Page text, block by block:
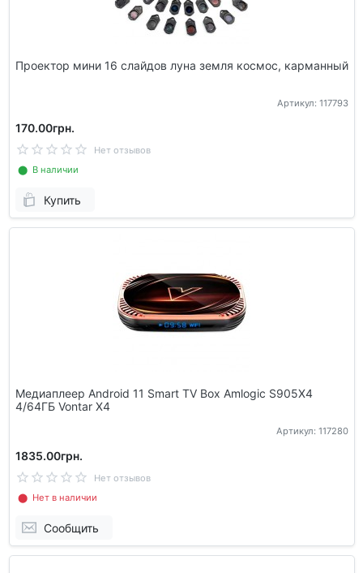
Проектор мини 16 слайдов луна земля космос, карманный
Артикул: 117793
170.00грн.
Нет отзывов
⬤ В наличии
Купить
Медиаплеер Android 11 Smart TV Box Amlogic S905X4
4/64ГБ Vontar X4
Артикул: 117280
1835.00грн.
Нет отзывов
⬤ Нет в наличии
Сообщить